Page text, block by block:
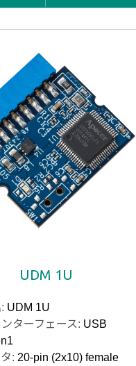
UDM 1U
UDM 1U
ターフェース: USB
: 20-pin (2x10) female